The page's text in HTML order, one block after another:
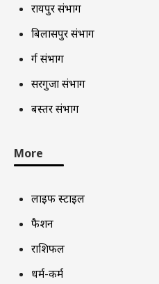
रायपुर संभाग
बिलासपुर संभाग
दुर्ग संभाग
सरगुजा संभाग
बस्तर संभाग
More
लाइफ स्टाइल
फैशन
राशिफल
धर्म-कर्म